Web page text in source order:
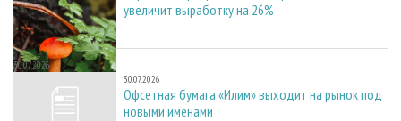
увеличит выработку на 26%
30.07.2026
30.07.2026
Офсетная бумага «Илим» выходит на рынок под
новыми именами